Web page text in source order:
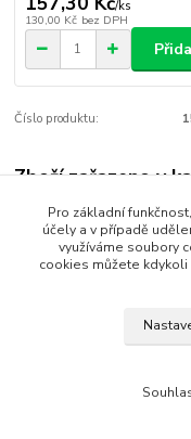
/ks
130,00 Kč bez DPH
Číslo produktu:
Zboží zařazeno v
Svíčky ozdobné
SEO, design,
Pro základní
účely a v případě
využíváme soubory
cookies můžete